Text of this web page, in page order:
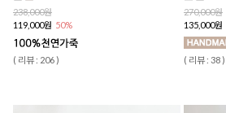
238,000원
119,000원 50%
( 리뷰 : 206 )
270,000원
135,000원
( 리뷰 : 38 )